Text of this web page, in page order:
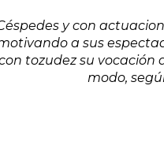
y con
a sus
tozudez su vocación
modo,